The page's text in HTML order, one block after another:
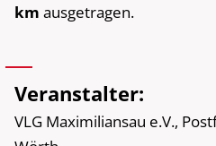
km ausgetragen.
Veranstalter:
VLG Maximiliansau e.V.,